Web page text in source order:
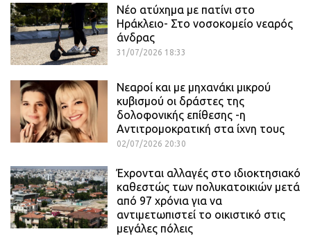
Νέο ατύχημα με πατίνι στο
Ηράκλειο- Στο νοσοκομείο νεαρός
άνδρας
31/07/2026 18:33
Νεαροί και με μηχανάκι μικρού
κυβισμού οι δράστες της
δολοφονικής επίθεσης -η
Αντιτρομοκρατική στα ίχνη τους
02/07/2026 20:30
Έχρονται αλλαγές στο ιδιοκτησιακό
καθεστώς των πολυκατοικιών μετά
από 97 χρόνια για να
αντιμετωπιστεί το οικιστικό στις
μεγάλες πόλεις